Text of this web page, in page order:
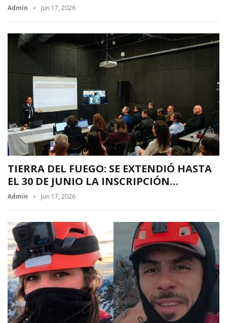
Admin Jun 17, 2026
TIERRA DEL FUEGO: SE EXTENDIÓ HASTA
EL 30 DE JUNIO LA INSCRIPCIÓN…
Admin Jun 17, 2026